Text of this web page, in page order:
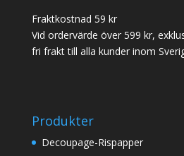
Fraktkostnad 59 kr
Vid ordervärde över 599 kr,
fri frakt till alla kunder inom
Produkter
Decoupage-Rispapper